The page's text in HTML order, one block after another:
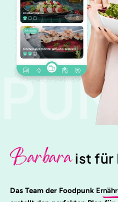
Barbaraist für
Das Team der Foodpunk